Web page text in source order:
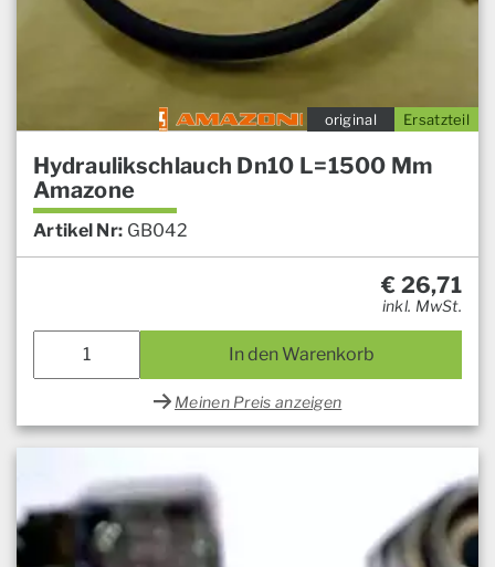
Ersatzteil
original
Hydraulikschlauch Dn10 L=1500 Mm
Amazone
Artikel Nr: GB042
€ 26,71
inkl. MwSt.
In den Warenkorb
Meinen Preis anzeigen